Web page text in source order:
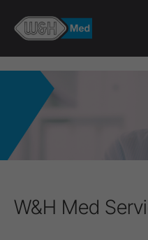
W&H Med